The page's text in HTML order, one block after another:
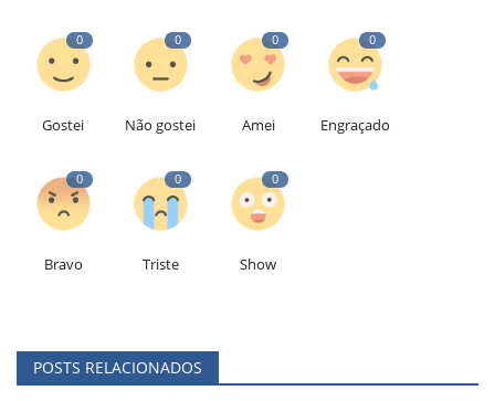
0
Gostei
0
Não gostei
0
Amei
0
Engraçado
0
Bravo
0
Triste
0
Show
POSTS RELACIONADOS